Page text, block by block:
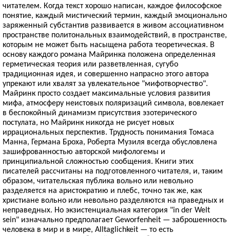
читателем. Когда текст хорошо написан, каждое философское
понятие, каждый мистический термин, каждый эмоционально
заряженный субстантив развивается в живом ассоциативном
пространстве политональных взаимодействий, в пространстве,
которым не может быть насыщена работа теоретическая. В
основу каждого романа Майринка положена определенная
герметическая теория или разветвленная, сугубо
традиционная идея, и совершенно напрасно этого автора
упрекают или хвалят за увлекательное "мифотворчество".
Майринк просто создает максимальные условия развития
мифа, атмосферу неистовых поляризаций символа, вовлекает
в беспокойный динамизм присутствия эзотерического
постулата, но Майринк никогда не рисует новых
иррациональных перспектив. Трудность понимания Томаса
Манна, Германа Броха, Роберта Музиля всегда обусловлена
зашифрованностью авторской мифологемы и
принципиальной сложностью сообщения. Книги этих
писателей рассчитаны на подготовленного читателя, и, таким
образом, читательская публика вольно или невольно
разделяется на аристократию и плебс, точно так же, как
христиане вольно или невольно разделяются на праведных и
неправедных. Но экзистенциальная категория "in der Welt
sein" изначально предполагает Geworfenheit — заброшенность
человека в мир и в мире, Alltaglichkeit — то есть